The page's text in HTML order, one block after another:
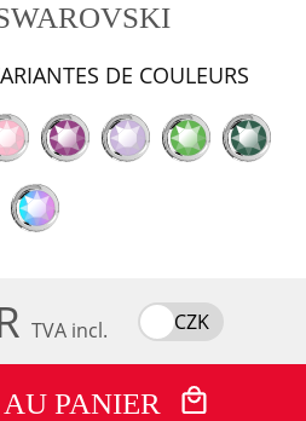
DE COULEURS
TVA incl. CZK
PANIER